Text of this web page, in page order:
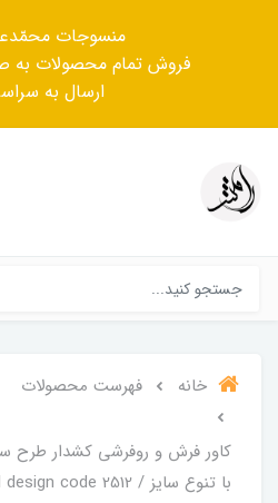
منسوجات
فروش تمام محصولات به
ارسال به
خانه فهرست محصولات
با تنوع سایز / cover carper traditional design code 2512